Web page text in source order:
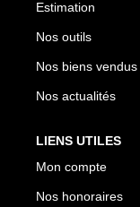
Estimation
Nos outils
Nos biens vendus
Nos actualités
LIENS UTILES
Mon compte
Nos honoraires